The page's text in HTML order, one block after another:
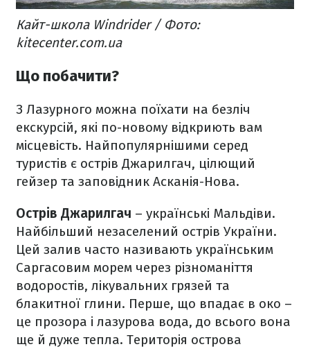
Кайт-школа Windrider / Фото:
kitecenter.com.ua
Що побачити?
З Лазурного можна поїхати на безліч
екскурсій, які по-новому відкриють вам
місцевість. Найпопулярнішими серед
туристів є острів Джарилгач, цілющий
гейзер та заповідник Асканія-Нова.
Острів Джарилгач – українські Мальдіви.
Найбільший незаселений острів України.
Цей залив часто називають українським
Саргасовим морем через різноманіття
водоростів, лікувальних грязей та
блакитної глини. Перше, що впадає в око –
це прозора і лазурова вода, до всього вона
ще й дуже тепла. Територія острова